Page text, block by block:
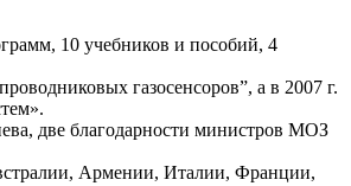
10 учебников и пособий, 4
газосенсоров”, а в 2007 г.
две благодарности министров МОЗ
Армении, Италии, Франции,